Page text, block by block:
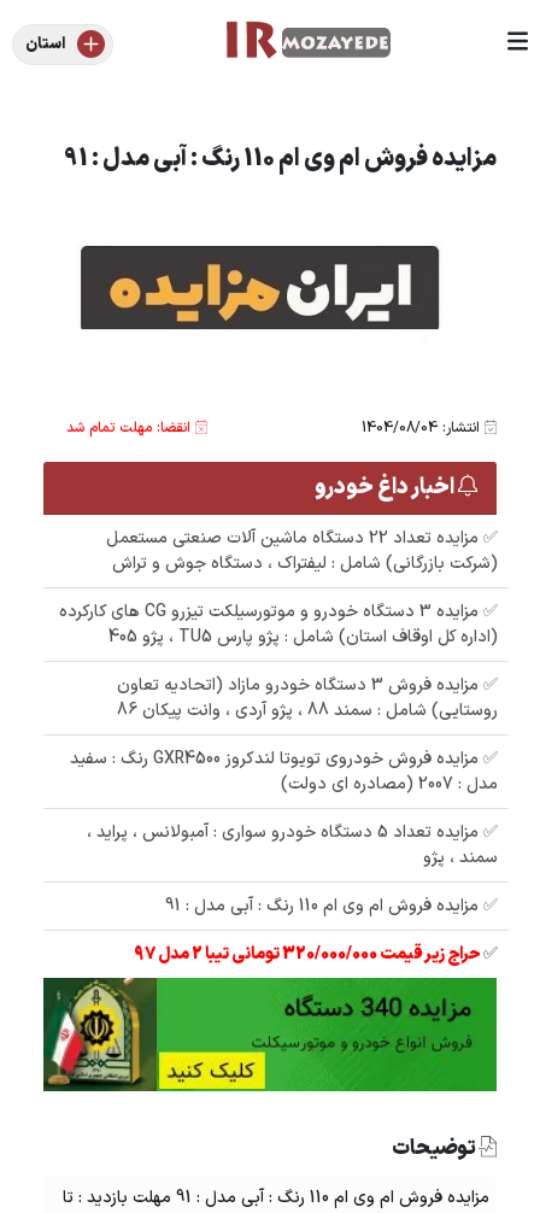
استان
مزایده فروش ام وی ام 110 رنگ : آبی مدل : 91
انتشار: 1404/08/04 انقضا: مهلت تمام شد
اخبار داغ خودرو
✅ مزایده تعداد 22 دستگاه ماشین آلات صنعتی مستعمل
(شرکت بازرگانی) شامل : لیفتراک ، دستگاه جوش و تراش
✅ مزایده 3 دستگاه خودرو و موتورسیلکت تیزرو CG های کارکرده
(اداره کل اوقاف استان) شامل : پژو پارس TU5 ، پژو 405
✅ مزایده فروش 3 دستگاه خودرو مازاد (اتحادیه تعاون
روستایی) شامل : سمند 88 ، پژو آردی ، وانت پیکان 86
✅ مزایده فروش خودروی تویوتا لندکروز GXR4500 رنگ : سفید
مدل : 2007 (مصادره ای دولت)
✅ مزایده تعداد 5 دستگاه خودرو سواری : آمبولانس ، پراید ،
سمند ، پژو
✅ مزایده فروش ام وی ام 110 رنگ : آبی مدل : 91
✅حراج زیر قیمت 320/000/000 تومانی تیبا 2 مدل 97
توضیحات
مزایده فروش ام وی ام 110 رنگ : آبی مدل : 91 مهلت بازدید : تا